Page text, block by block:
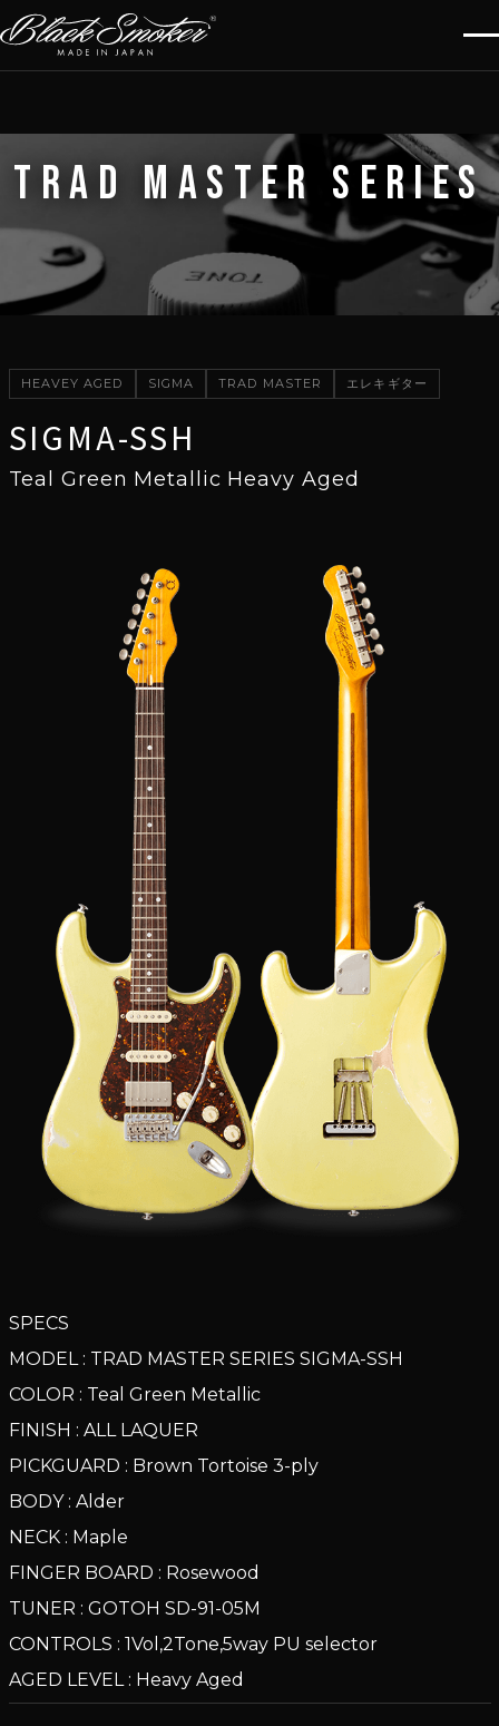
TRAD MASTER SERIES
HEAVEY AGED SIGMA TRAD MASTER エレキギター
SIGMA-SSH
Teal Green Metallic Heavy Aged
SPECS
MODEL : TRAD MASTER SERIES SIGMA-SSH
COLOR : Teal Green Metallic
FINISH : ALL LAQUER
PICKGUARD : Brown Tortoise 3-ply
BODY : Alder
NECK : Maple
FINGER BOARD : Rosewood
TUNER : GOTOH SD-91-05M
CONTROLS : 1Vol,2Tone,5way PU selector
AGED LEVEL : Heavy Aged